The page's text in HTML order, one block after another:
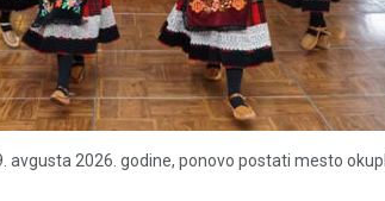
avgusta 2026. godine, ponovo postati mesto